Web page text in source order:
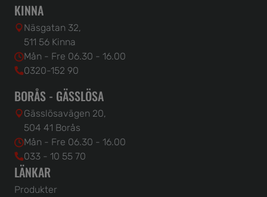
KINNA
Näsgatan 32,
511 56 Kinna
Mån - Fre 06.30 - 16.00
0320-152 90
BORÅS - GÄSSLÖSA
Gässlösavägen 20,
504 41 Borås
Mån - Fre 06.30 - 16.00
033 - 10 55 70
LÄNKAR
Produkter